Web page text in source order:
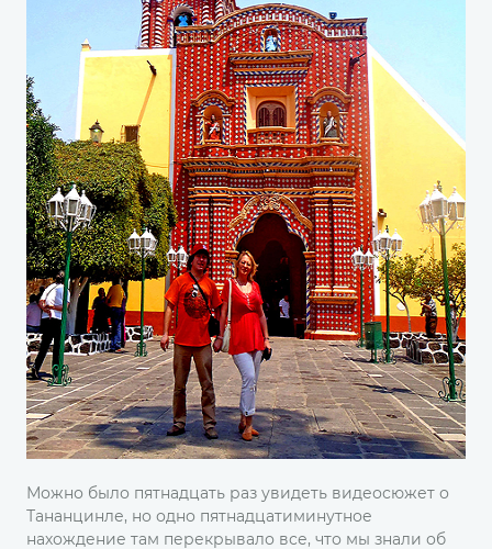
Можно было пятнадцать раз увидеть видеосюжет о
Тананцинле, но одно пятнадцатиминутное
нахождение там перекрывало все, что мы знали об